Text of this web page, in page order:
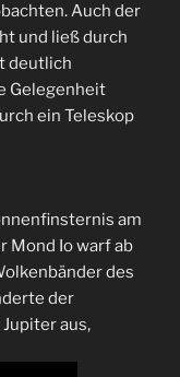
Auch der
und ließ durch
deutlich
Gelegenheit
ein Teleskop
am
Mond Io warf ab
des
der
aus,